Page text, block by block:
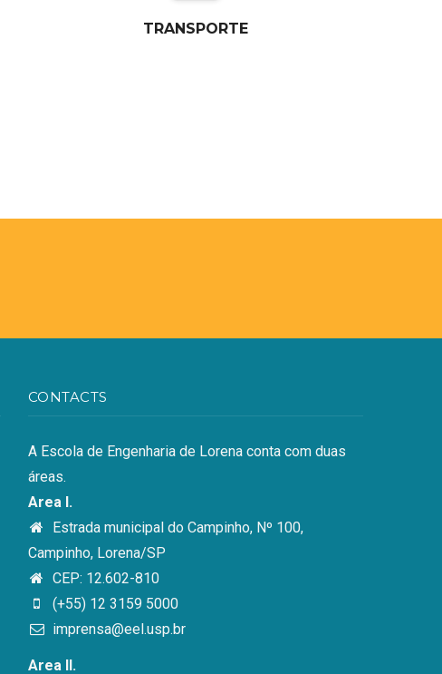
TRANSPORTE
CONTACTS
A Escola de Engenharia de Lorena conta com duas
áreas.
Area I.
Estrada municipal do Campinho, Nº 100,
Campinho, Lorena/SP
CEP: 12.602-810
(+55) 12 3159 5000
imprensa@eel.usp.br
Area II.